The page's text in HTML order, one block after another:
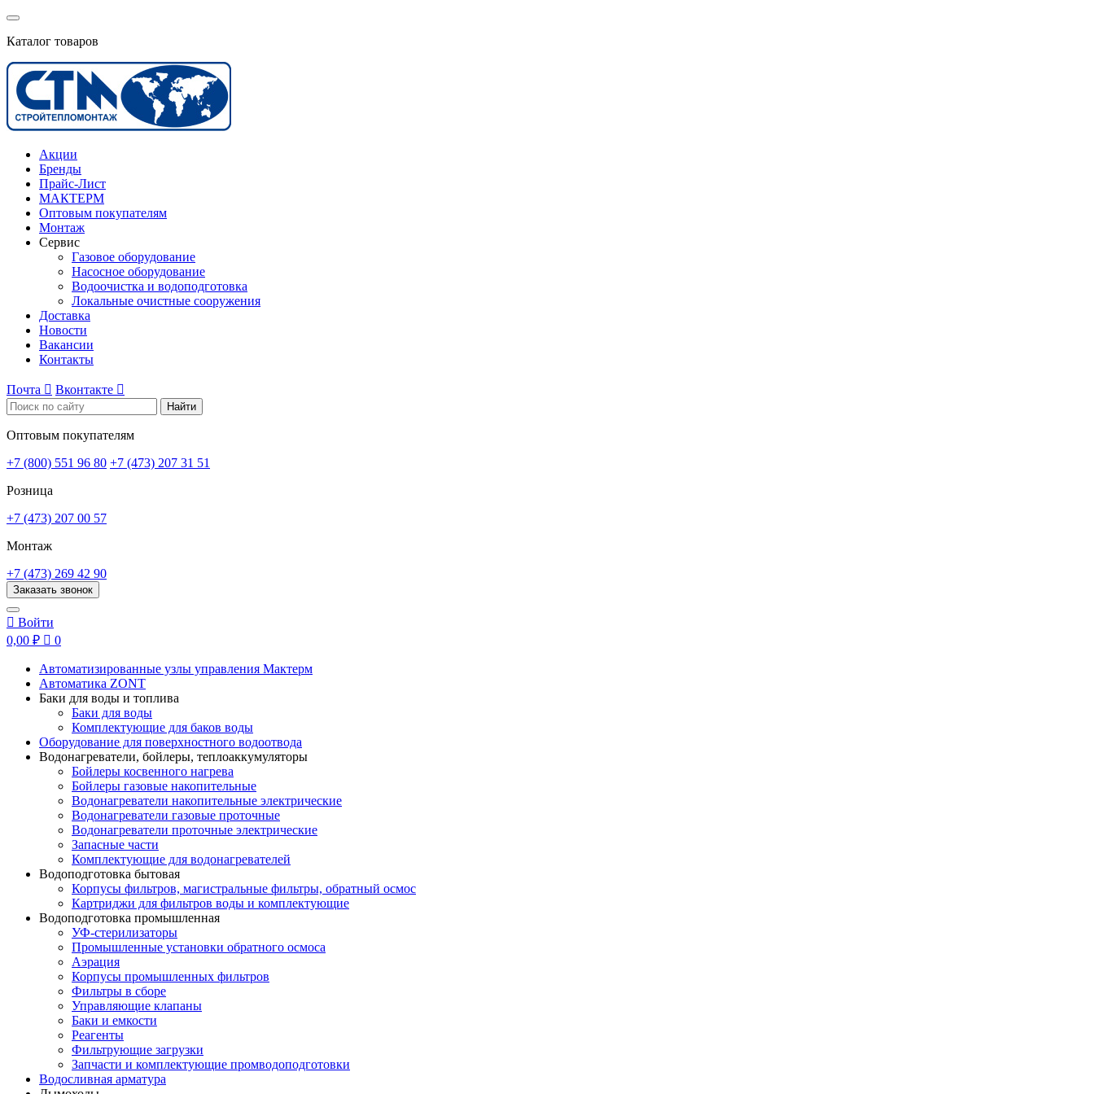
Каталог товаров
Акции
Бренды
Прайс-Лист
МАКТЕРМ
Оптовым покупателям
Монтаж
Сервис
Газовое оборудование
Насосное оборудование
Водоочистка и водоподготовка
Локальные очистные сооружения
Доставка
Новости
Вакансии
Контакты
Почта  Вконтакте 
Найти
Оптовым покупателям
+7 (800) 551 96 80 +7 (473) 207 31 51
Розница
+7 (473) 207 00 57
Монтаж
+7 (473) 269 42 90
Заказать звонок
 Войти
0,00 ₽  0
Автоматизированные узлы управления Мактерм
Автоматика ZONT
Баки для воды и топлива
Баки для воды
Комплектующие для баков воды
Оборудование для поверхностного водоотвода
Водонагреватели, бойлеры, теплоаккумуляторы
Бойлеры косвенного нагрева
Бойлеры газовые накопительные
Водонагреватели накопительные электрические
Водонагреватели газовые проточные
Водонагреватели проточные электрические
Запасные части
Комплектующие для водонагревателей
Водоподготовка бытовая
Корпусы фильтров, магистральные фильтры, обратный осмос
Картриджи для фильтров воды и комплектующие
Водоподготовка промышленная
УФ-стерилизаторы
Промышленные установки обратного осмоса
Аэрация
Корпусы промышленных фильтров
Фильтры в сборе
Управляющие клапаны
Баки и емкости
Реагенты
Фильтрующие загрузки
Запчасти и комплектующие промводоподготовки
Водосливная арматура